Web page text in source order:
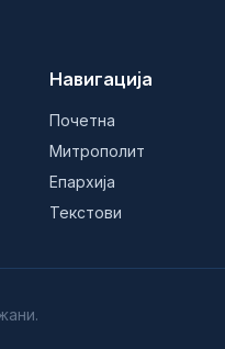
Навигација
Почетна
Митрополит
Епархија
Текстови